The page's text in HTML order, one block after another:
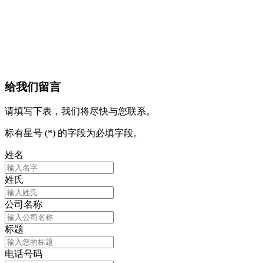
给我们留言
请填写下表，我们将尽快与您联系。
标有星号 (*) 的字段为必填字段。
姓名
姓氏
公司名称
标题
电话号码